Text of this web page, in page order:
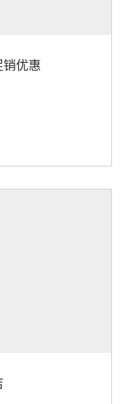
销优惠